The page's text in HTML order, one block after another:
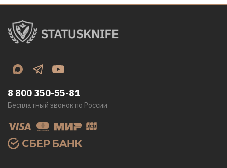
8 800 350-55-81
Бесплатный звонок по России